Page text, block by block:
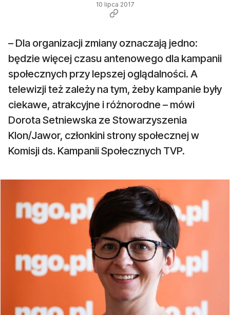
10 lipca 2017
– Dla organizacji zmiany oznaczają jedno:
będzie więcej czasu antenowego dla kampanii
społecznych przy lepszej oglądalności. A
telewizji też zależy na tym, żeby kampanie były
ciekawe, atrakcyjne i różnorodne – mówi
Dorota Setniewska ze Stowarzyszenia
Klon/Jawor, członkini strony społecznej w
Komisji ds. Kampanii Społecznych TVP.